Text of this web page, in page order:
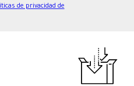
de privacidad de